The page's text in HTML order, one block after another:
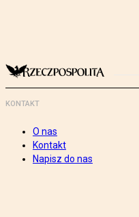
KONTAKT
O nas
Kontakt
Napisz do nas